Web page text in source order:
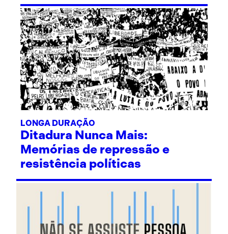
LONGA DURAÇÃO
Ditadura Nunca Mais:
Memórias de repressão e
resistência políticas